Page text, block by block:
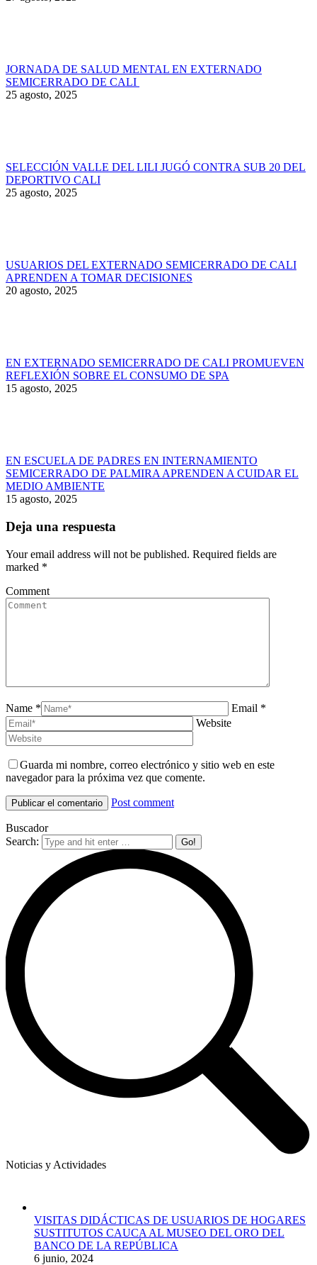
JORNADA DE SALUD MENTAL EN EXTERNADO
SEMICERRADO DE CALI
25 agosto, 2025
SELECCIÓN VALLE DEL LILI JUGÓ CONTRA SUB 20 DEL
DEPORTIVO CALI
25 agosto, 2025
USUARIOS DEL EXTERNADO SEMICERRADO DE CALI
APRENDEN A TOMAR DECISIONES
20 agosto, 2025
EN EXTERNADO SEMICERRADO DE CALI PROMUEVEN
REFLEXIÓN SOBRE EL CONSUMO DE SPA
15 agosto, 2025
EN ESCUELA DE PADRES EN INTERNAMIENTO
SEMICERRADO DE PALMIRA APRENDEN A CUIDAR EL
MEDIO AMBIENTE
15 agosto, 2025
Deja una respuesta
Your email address will not be published. Required fields are
marked *
Comment
Name *
Email *
Website
Guarda mi nombre, correo electrónico y sitio web en este
navegador para la próxima vez que comente.
Post comment
Buscador
Search:
Noticias y Actividades
VISITAS DIDÁCTICAS DE USUARIOS DE HOGARES
SUSTITUTOS CAUCA AL MUSEO DEL ORO DEL
BANCO DE LA REPÚBLICA
6 junio, 2024